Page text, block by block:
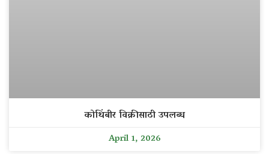
कोथिंबीर विक्रीसाठी उपलब्ध
April 1, 2026